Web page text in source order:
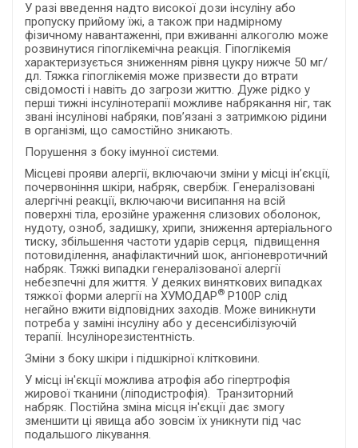
У разі введення надто високої дози інсуліну або
пропуску прийому їжі, а також при надмірному
фізичному навантаженні, при вживанні алкоголю може
розвинутися гіпоглікемічна реакція. Гіпоглікемія
характеризується зниженням рівня цукру нижче 50 мг/
дл. Тяжка гіпоглікемія може призвести до втрати
свідомості і навіть до загрози життю. Дуже рідко у
перші тижні інсулінотерапії можливе набрякання ніг, так
звані інсулінові набряки, пов’язані з затримкою рідини
в організмі, що самостійно зникають.
Порушення з боку імунної системи.
Місцеві прояви алергії, включаючи зміни у місці ін’єкції,
почервоніння шкіри, набряк, свербіж. Генералізовані
алергічні реакції, включаючи висипання на всій
поверхні тіла, ерозійне ураження слизових оболонок,
нудоту, озноб, задишку, хрипи, зниження артеріального
тиску, збільшення частоти ударів серця, підвищення
потовиділення, анафілактичний шок, ангіоневротичний
набряк. Тяжкі випадки генералізованої алергії
небезпечні для життя. У деяких виняткових випадках
тяжкої форми алергії на ХУМОДАР® Р100Р слід
негайно вжити відповідних заходів. Може виникнути
потреба у заміні інсуліну або у десенсибілізуючій
терапії. Інсулінорезистентність.
Зміни з боку шкіри і підшкірної клітковини.
У місці ін'єкції можлива атрофія або гіпертрофія
жирової тканини (ліподистрофія). Транзиторний
набряк. Постійна зміна місця ін'єкції дає змогу
зменшити ці явища або зовсім їх уникнути під час
подальшого лікування.